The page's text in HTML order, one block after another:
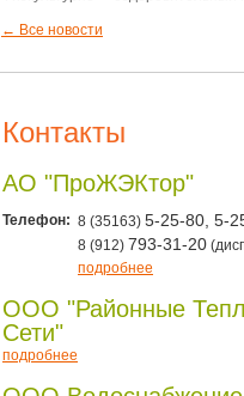
← Все новости
Контакты
АО "ПроЖЭКтор"
Телефон: 8 (35163) 5-25-80, 5-
8 (912) 793-31-20
подробнее
ООО "Районные
Сети"
подробнее